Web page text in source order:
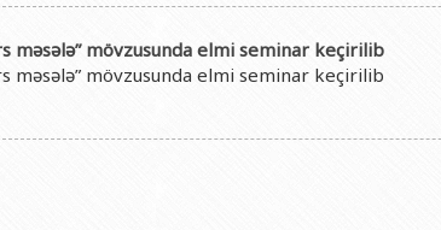
məsələ” mövzusunda elmi seminar keçirilib
məsələ” mövzusunda elmi seminar keçirilib